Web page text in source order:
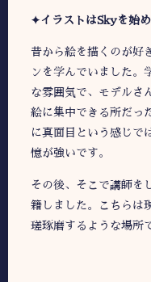
✦イラストはSkyを始
昔から絵を描くのが好
ンを学んでいました。
な雰囲気で、モデルさ
絵に集中できる所だっ
に真面目という感じで
憶が強いです。
その後、そこで講師を
籍しました。こちらは
瑳琢磨するような場所